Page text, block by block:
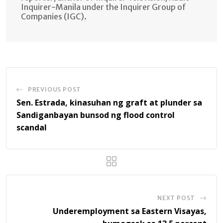
Inquirer-Manila under the Inquirer Group of
Companies (IGC).
PREVIOUS POST
Sen. Estrada, kinasuhan ng graft at plunder sa
Sandiganbayan bunsod ng flood control
scandal
NEXT POST
Underemployment sa Eastern Visayas,